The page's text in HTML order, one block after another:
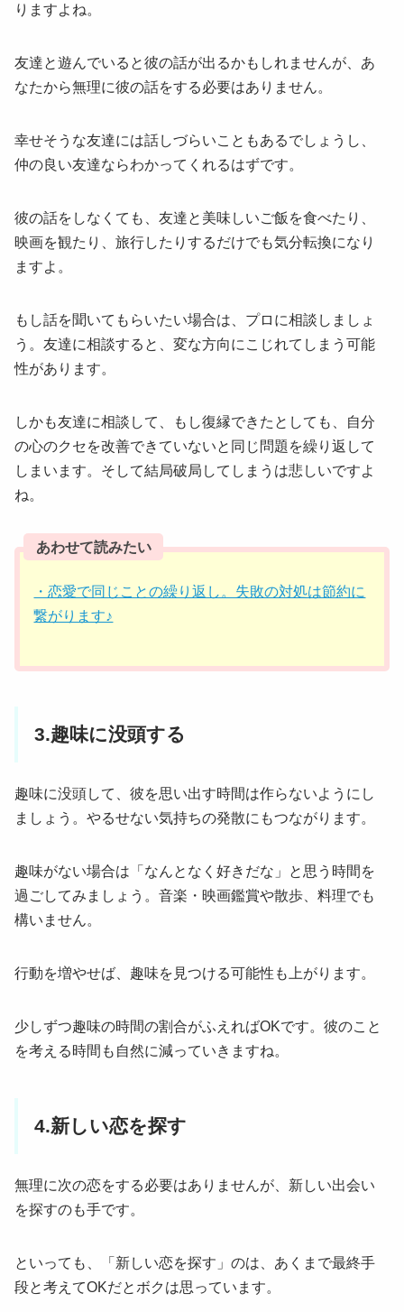
りますよね。
友達と遊んでいると彼の話が出るかもしれませんが、あ
なたから無理に彼の話をする必要はありません。
幸せそうな友達には話しづらいこともあるでしょうし、
仲の良い友達ならわかってくれるはずです。
彼の話をしなくても、友達と美味しいご飯を食べたり、
映画を観たり、旅行したりするだけでも気分転換になり
ますよ。
もし話を聞いてもらいたい場合は、プロに相談しましょ
う。友達に相談すると、変な方向にこじれてしまう可能
性があります。
しかも友達に相談して、もし復縁できたとしても、自分
の心のクセを改善できていないと同じ問題を繰り返して
しまいます。そして結局破局してしまうは悲しいですよ
ね。
あわせて読みたい
・恋愛で同じことの繰り返し。失敗の対処は節約に
繋がります♪
3.趣味に没頭する
趣味に没頭して、彼を思い出す時間は作らないようにし
ましょう。やるせない気持ちの発散にもつながります。
趣味がない場合は「なんとなく好きだな」と思う時間を
過ごしてみましょう。音楽・映画鑑賞や散歩、料理でも
構いません。
行動を増やせば、趣味を見つける可能性も上がります。
少しずつ趣味の時間の割合がふえればOKです。彼のこと
を考える時間も自然に減っていきますね。
4.新しい恋を探す
無理に次の恋をする必要はありませんが、新しい出会い
を探すのも手です。
といっても、「新しい恋を探す」のは、あくまで最終手
段と考えてOKだとボクは思っています。